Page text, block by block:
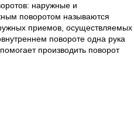
наружные и
поворотом называются
приемов, осуществляемых
повороте одна рука
производить поворот